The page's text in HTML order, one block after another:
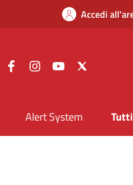
Accedi
FacebookInstagramYouTube
Alert System